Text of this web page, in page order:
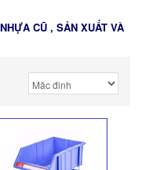
CŨ , SẢN XUẤT VÀ